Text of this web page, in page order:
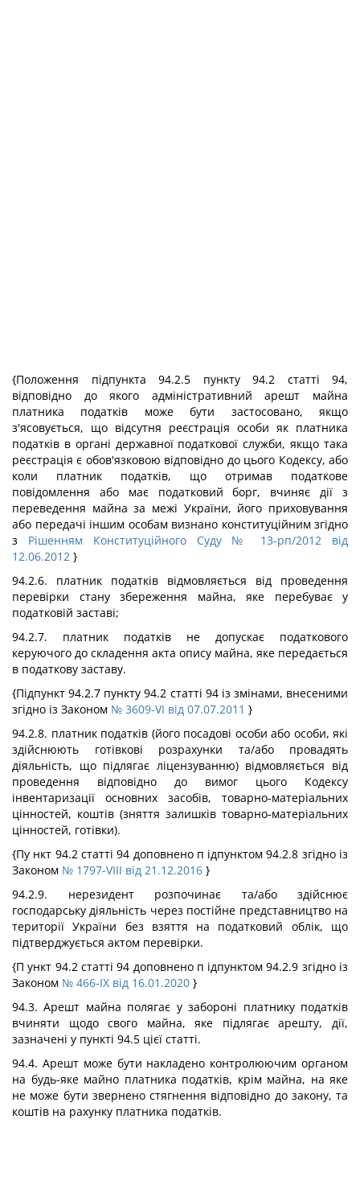
{Положення підпункта 94.2.5 пункту 94.2 статті 94,
відповідно до якого адміністративний арешт майна
платника податків може бути застосовано, якщо
з'ясовується, що відсутня реєстрація особи як платника
податків в органі державної податкової служби, якщо така
реєстрація є обов'язковою відповідно до цього Кодексу, або
коли платник податків, що отримав податкове
повідомлення або має податковий борг, вчиняє дії з
переведення майна за межі України, його приховування
або передачі іншим особам визнано конституційним згідно
з Рішенням Конституційного Суду № 13-рп/2012 від
12.06.2012 }
94.2.6. платник податків відмовляється від проведення
перевірки стану збереження майна, яке перебуває у
податковій заставі;
94.2.7. платник податків не допускає податкового
керуючого до складення акта опису майна, яке передається
в податкову заставу.
{Підпункт 94.2.7 пункту 94.2 статті 94 із змінами, внесеними
згідно із Законом № 3609-VI від 07.07.2011 }
94.2.8. платник податків (його посадові особи або особи, які
здійснюють готівкові розрахунки та/або провадять
діяльність, що підлягає ліцензуванню) відмовляється від
проведення відповідно до вимог цього Кодексу
інвентаризації основних засобів, товарно-матеріальних
цінностей, коштів (зняття залишків товарно-матеріальних
цінностей, готівки).
{Пу нкт 94.2 статті 94 доповнено п ідпунктом 94.2.8 згідно із
Законом № 1797-VIII від 21.12.2016 }
94.2.9. нерезидент розпочинає та/або здійснює
господарську діяльність через постійне представництво на
території України без взяття на податковий облік, що
підтверджується актом перевірки.
{П ункт 94.2 статті 94 доповнено п ідпунктом 94.2.9 згідно із
Законом № 466-IX від 16.01.2020 }
94.3. Арешт майна полягає у забороні платнику податків
вчиняти щодо свого майна, яке підлягає арешту, дії,
зазначені у пункті 94.5 цієї статті.
94.4. Арешт може бути накладено контролюючим органом
на будь-яке майно платника податків, крім майна, на яке
не може бути звернено стягнення відповідно до закону, та
коштів на рахунку платника податків.